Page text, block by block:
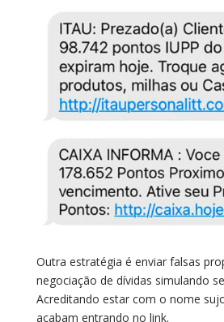
Outra estratégia é enviar falsas
negociação de dívidas simulando
Acreditando estar com o nome
acabam entrando no link.